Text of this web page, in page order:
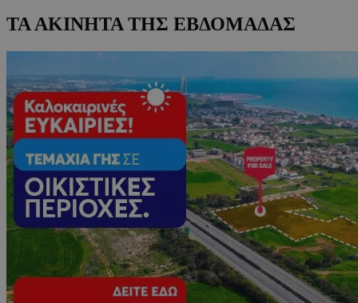
ΤΑ ΑΚΙΝΗΤΑ ΤΗΣ ΕΒΔΟΜΑΔΑΣ